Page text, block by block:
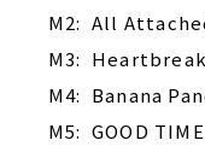
M2: All
M3:
M4: Banana
M5: GOOD